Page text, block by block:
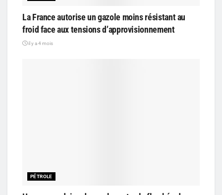
La France autorise un gazole moins résistant au
froid face aux tensions d’approvisionnement
il y a 4 mois
PÉTROLE